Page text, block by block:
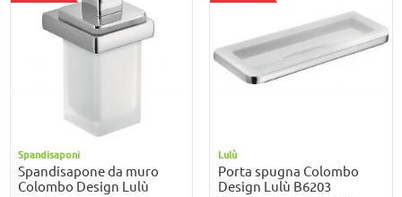
Spandisaponi
Spandisapone da muro
Colombo Design Lulù
Lulù
Porta spugna Colombo
Design Lulù B6203